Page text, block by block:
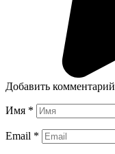
Добавить комментарий
Имя *
Email *